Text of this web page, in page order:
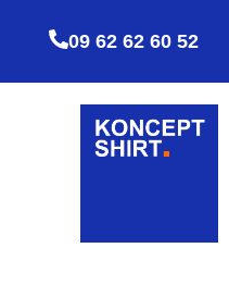
09 62 62 60 52